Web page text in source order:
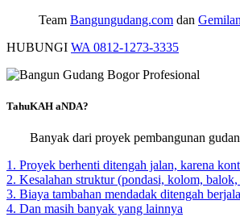
Team Bangungudang.com dan
HUBUNGI WA 0812-1273-3335
TahuKAH aNDA?
Banyak dari proyek pembangunan
1. Proyek berhenti ditengah jalan, karena
2. Kesalahan struktur (pondasi, kolom,
3. Biaya tambahan mendadak ditengah
4. Dan masih banyak yang lainnya